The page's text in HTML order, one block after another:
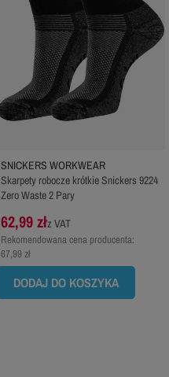
SNICKERS WORKWEAR
Skarpety robocze krótkie Snickers 9224
Zero Waste 2 Pary
62,99 złz VAT
Rekomendowana cena producenta:
67,99 zł
DODAJ DO KOSZYKA